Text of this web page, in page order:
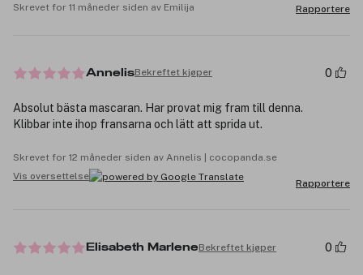
Skrevet for 11 måneder siden av Emilija Rapportere
AnnelisBekreftet kjøper 0
Absolut bästa mascaran. Har provat mig fram till denna.
Klibbar inte ihop fransarna och lätt att sprida ut.
Skrevet for 12 måneder siden av Annelis | cocopanda.se
Vis oversettelse
Rapportere
Elisabeth MarleneBekreftet kjøper 0